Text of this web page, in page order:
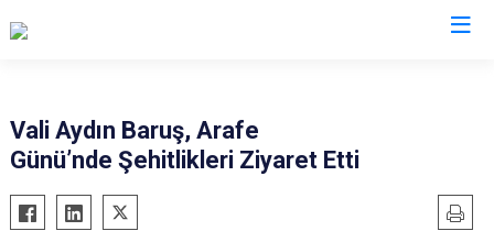
Vali Aydın Baruş, Arafe
Günü’nde Şehitlikleri Ziyaret Etti